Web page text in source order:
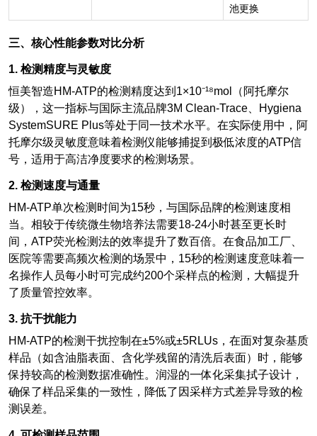
池更换
三、核心性能参数对比分析
1. 检测精度与灵敏度
恒美智造HM-ATP的检测精度达到1×10⁻¹⁸mol（阿托摩尔
级），这一指标与国际主流品牌3M Clean-Trace、Hygiena
SystemSURE Plus等处于同一技术水平。在实际使用中，阿
托摩尔级灵敏度意味着检测仪能够捕捉到极低浓度的ATP信
号，适用于高洁净度要求的检测场景。
2. 检测速度与通量
HM-ATP单次检测时间为15秒，与国际品牌的检测速度相
当。相较于传统微生物培养法需要18-24小时甚至更长时
间，ATP荧光检测法的效率提升了数百倍。在食品加工厂、
医院等需要高频次检测的场景中，15秒的检测速度意味着一
名操作人员每小时可完成约200个采样点的检测，大幅提升
了质量管控效率。
3. 抗干扰能力
HM-ATP的检测干扰控制在±5%或±5RLUs，在面对复杂基质
样品（如含油脂表面、含化学残留的清洗后表面）时，能够
保持较高的检测数据准确性。润湿的一体化采集拭子设计，
确保了样品采集的一致性，降低了因采样方式差异导致的检
测误差。